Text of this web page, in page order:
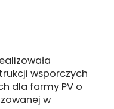
wsporczych
dla farmy PV o
w